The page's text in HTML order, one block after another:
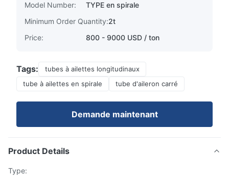
Model Number:
TYPE en spirale
Minimum Order Quantity:2t
Price:
800 - 9000 USD / ton
Tags:
tubes à ailettes longitudinaux
tube à ailettes en spirale
tube d'aileron carré
Demande maintenant
Product Details
Type: